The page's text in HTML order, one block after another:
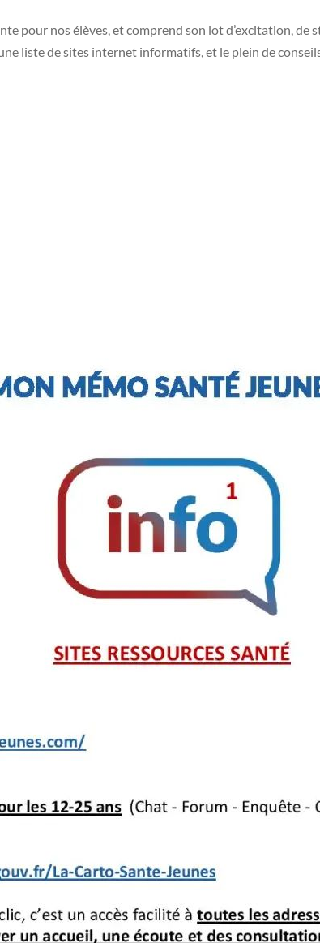
pour nos élèves, et comprend son lot d’excitation, de
liste de sites internet informatifs, et le plein de